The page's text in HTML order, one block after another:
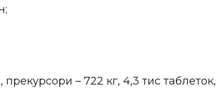
– 722 кг, 4,3 тис таблеток,